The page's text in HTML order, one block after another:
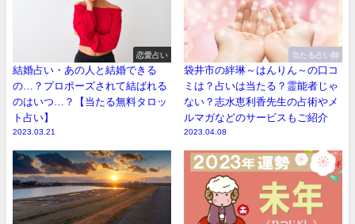
恋愛占い
結婚占い・あの人と結婚できる
の…？プロポーズされて結ばれる
のはいつ…？【当たる無料タロッ
ト占い】
2023.03.21
当たる占い師
袋井市の絆琳～はんりん～の口コ
ミは？占いは当たる？霊能者じゃ
ない？志水恵利香先生の占術やメ
ルマガなどのサービスもご紹介
2023.04.08